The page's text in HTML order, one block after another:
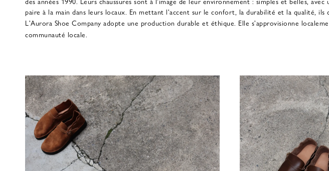
paire à la main dans leurs locaux. En mettant l'accent sur le confort, la durabilité et la qualité,
L'Aurora Shoe Company adopte une production durable et éthique. Elle s'approvisionne
communauté locale.